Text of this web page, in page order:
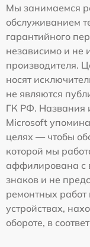
Мы занимаемся
обслуживанием
гарантийного
независимо и не
производителя.
носят
не являются
ГК РФ. Названия
Microsoft
целях — чтобы
которой мы
аффилирована с
знаков и не
ремонтных
устройствах,
обороте, в